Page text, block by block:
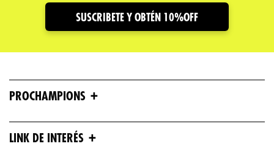
SUSCRIBETE Y OBTÉN 10%OFF
PROCHAMPIONS +
LINK DE INTERÉS +